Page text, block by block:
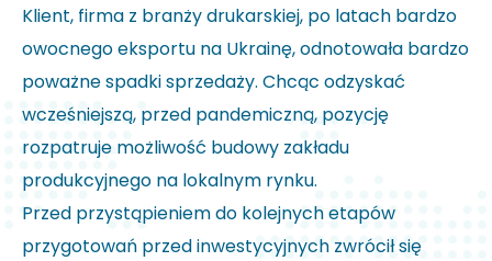
Klient, firma z branży drukarskiej, po latach bardzo
owocnego eksportu na Ukrainę, odnotowała bardzo
poważne spadki sprzedaży. Chcąc odzyskać
wcześniejszą, przed pandemiczną, pozycję
rozpatruje możliwość budowy zakładu
produkcyjnego na lokalnym rynku.
Przed przystąpieniem do kolejnych etapów
przygotowań przed inwestycyjnych zwrócił się